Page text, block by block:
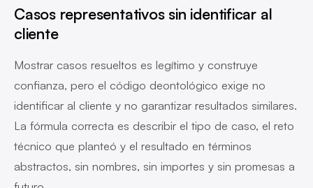
Casos representativos sin identificar al
cliente
Mostrar casos resueltos es legítimo y construye
confianza, pero el código deontológico exige no
identificar al cliente y no garantizar resultados similares.
La fórmula correcta es describir el tipo de caso, el reto
técnico que planteó y el resultado en términos
abstractos, sin nombres, sin importes y sin promesas a